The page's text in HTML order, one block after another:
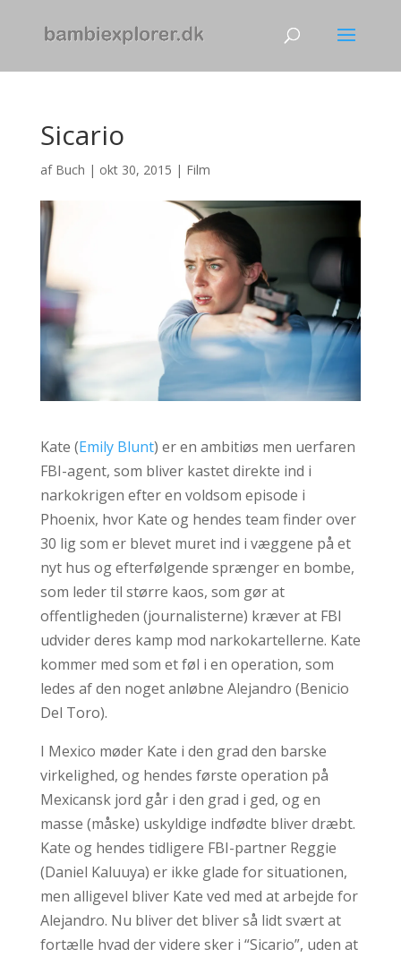
Sicario
af Buch | okt 30, 2015 | Film
Kate (Emily Blunt) er en ambitiøs men uerfaren
FBI-agent, som bliver kastet direkte ind i
narkokrigen efter en voldsom episode i
Phoenix, hvor Kate og hendes team finder over
30 lig som er blevet muret ind i væggene på et
nyt hus og efterfølgende sprænger en bombe,
som leder til større kaos, som gør at
offentligheden (journalisterne) kræver at FBI
udvider deres kamp mod narkokartellerne. Kate
kommer med som et føl i en operation, som
ledes af den noget anløbne Alejandro (Benicio
Del Toro).
I Mexico møder Kate i den grad den barske
virkelighed, og hendes første operation på
Mexicansk jord går i den grad i ged, og en
masse (måske) uskyldige indfødte bliver dræbt.
Kate og hendes tidligere FBI-partner Reggie
(Daniel Kaluuya) er ikke glade for situationen,
men alligevel bliver Kate ved med at arbejde for
Alejandro. Nu bliver det bliver så lidt svært at
fortælle hvad der videre sker i “Sicario”, uden at